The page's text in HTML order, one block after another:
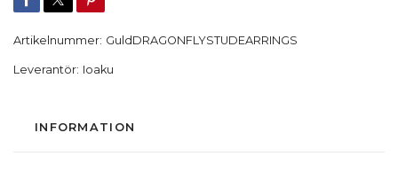
Artikelnummer: GuldDRAGONFLYSTUDEARRINGS
Leverantör: Ioaku
INFORMATION